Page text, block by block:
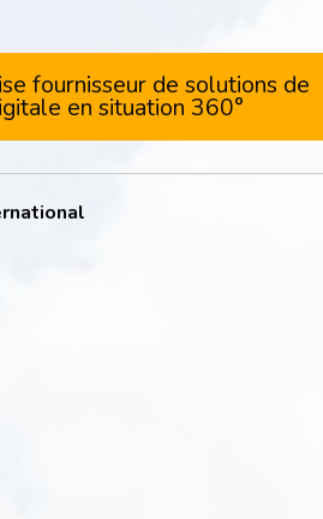
fournisseur de solutions de
en situation 360°